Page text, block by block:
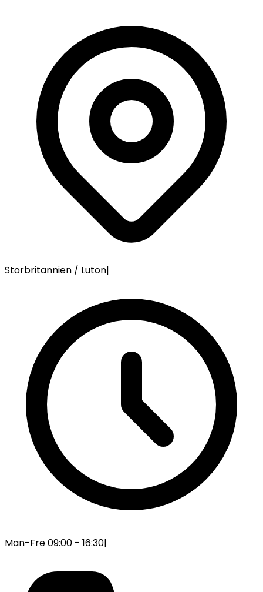
Storbritannien / Luton|
Man-Fre 09:00 - 16:30|